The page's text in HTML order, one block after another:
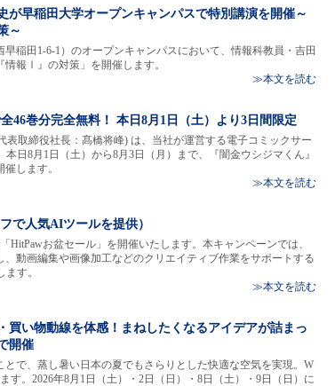
早稲田大学オープンキャンパスで特別講演を開催～
～
稲田1-6-1）のオープンキャンパスにおいて、情報科教員・吉田
報Ⅰ』の対策」を開催します。
≫本文を読む
46巻分完全無料！ 本日8月1日（土）より3日間限定
表取締役社長：髙橋将峰) は、当社が運営する電子コミックサー
本日8月1日（土）から8月3日（月）まで、『闇金ウシジマくん』
します。
≫本文を読む
で人気AIツールを提供）
HitPawお盆セール」を開催いたします。本キャンペーンでは、
動画編集や画像加工などのクリエイティブ作業をサポートする
す。
≫本文を読む
買い物動線を体感！まねしたくなるアイデアが詰まっ
開催
で、蒸し暑い日本の夏でもさらりとした快適な空気を実現。W
す。2026年8月1日（土）・2日（日）・8日（土）・9日（日）に